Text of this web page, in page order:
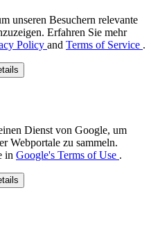
unseren Besuchern relevante
Erfahren Sie mehr
Policy and Terms of Service .
Dienst von Google, um
Webportale zu sammeln.
in Google's Terms of Use .